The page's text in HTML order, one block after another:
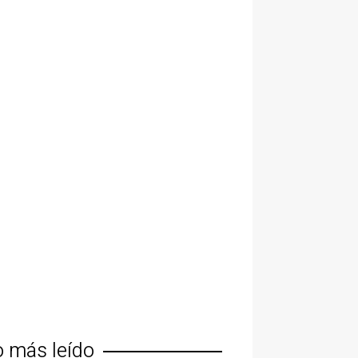
más leído